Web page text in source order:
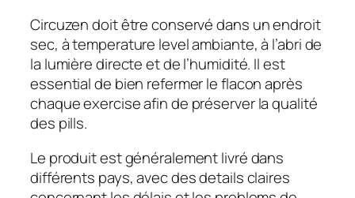
Circuzen doit être conservé dans un endroit
sec, à temperature level ambiante, à l’abri de
la lumière directe et de l’humidité. Il est
essential de bien refermer le flacon après
chaque exercise afin de préserver la qualité
des pills.
Le produit est généralement livré dans
différents pays, avec des details claires